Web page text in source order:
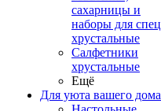
сахарницы и
наборы для
хрустальные
Салфетники
хрустальные
Ещё
Для уюта вашего дома